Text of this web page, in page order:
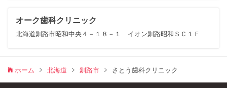
オーク歯科クリニック
北海道釧路市昭和中央４－１８－１ イオン釧路昭和ＳＣ１Ｆ
ホーム 北海道 釧路市 さとう歯科クリニック